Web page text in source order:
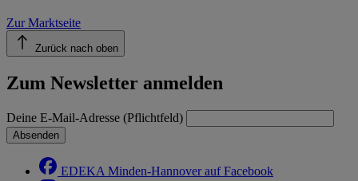
Zur Marktseite
Zurück nach oben
Zum Newsletter anmelden
Deine E-Mail-Adresse (Pflichtfeld)
Absenden
EDEKA Minden-Hannover auf Facebook